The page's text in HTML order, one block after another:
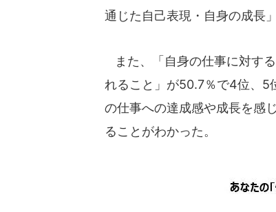
通じた自己表現・自身の成長
また、「自身の仕事に対す
れること」が50.7％で4位、5
の仕事への達成感や成長を感
ることがわかった。